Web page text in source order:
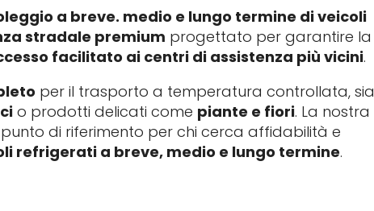
a breve. medio e lungo termine di veicoli
stradale premium progettato per garantire la
facilitato ai centri di assistenza più vicini.
per il trasporto a temperatura controllata, sia
o prodotti delicati come piante e fiori. La nostra
punto di riferimento per chi cerca affidabilità e
refrigerati a breve, medio e lungo termine.